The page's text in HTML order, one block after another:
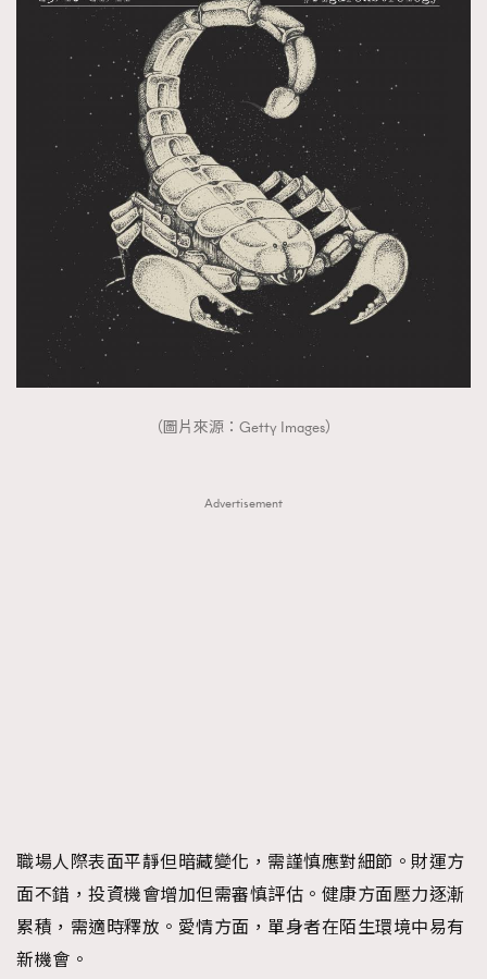
（圖片來源：Getty Images）
Advertisement
職場人際表面平靜但暗藏變化，需謹慎應對細節。財運方
面不錯，投資機會增加但需審慎評估。健康方面壓力逐漸
累積，需適時釋放。愛情方面，單身者在陌生環境中易有
新機會。